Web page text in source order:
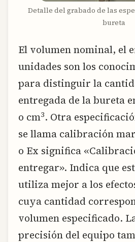
Detalle del grabado de las
bureta
El volumen nominal, el
unidades son los
para distinguir la
entregada de la bureta
o cm3. Otra
se llama calibración
o Ex significa
entregar». Indica que
utiliza mejor a los
cuya cantidad
volumen especificado.
precisión del equipo